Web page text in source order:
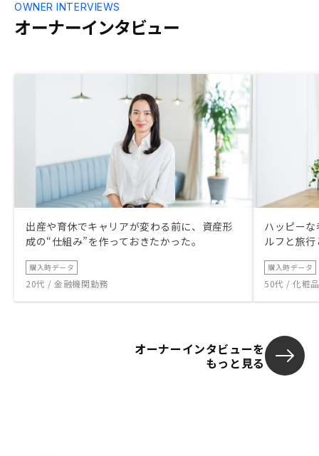
オーナーインタビュー
OWNER INTERVIEWS
出産や育休でキャリアが変わる前に、資産形
成の“仕組み”を作っておきたかった。
購入時データ
20代 / 金融機関勤務
ハッピー
ルフと旅
購入時データ
50代 / 化粧
オーナーインタビューを
もっと見る